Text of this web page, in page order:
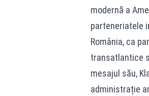
modernă a
parteneriatele
România, ca
transatlantice
mesajul său,
administrație